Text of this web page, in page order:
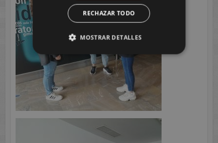
RECHAZAR TODO
MOSTRAR DETALLES